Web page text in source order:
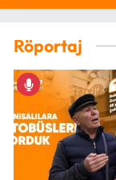
Röportaj